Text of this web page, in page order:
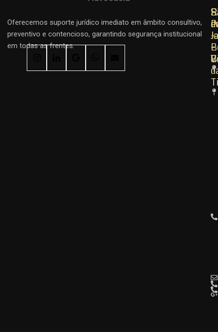
Oferecemos suporte jurídico imediato em âmbito consultivo,
preventivo e contencioso, garantindo segurança institucional
em todas as frentes.
–
–
–